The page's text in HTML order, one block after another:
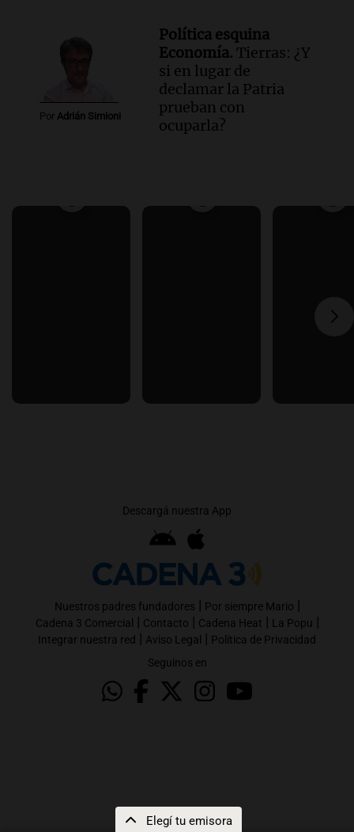
Elegí tu emisora
Por Adrián Simioni
Política esquina
Economía. Tierras: ¿Y
si en lugar de
declamar la Patria
prueban con
ocuparla?
Descargá nuestra App
Nuestros padres fundadores | Por siempre Mario |
Cadena 3 Comercial | Contacto | Cadena Heat | La Popu |
Integrar nuestra red | Aviso Legal | Política de Privacidad
Seguinos en